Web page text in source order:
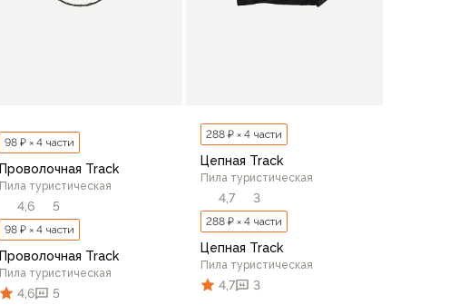
98 ₽ × 4 части
Проволочная Track
Пила туристическая
4,6 5
98 ₽ × 4 части
Проволочная Track
Пила туристическая
4,6 5
288 ₽ × 4 части
Цепная Track
Пила туристическая
4,7 3
288 ₽ × 4 части
Цепная Track
Пила туристическая
4,7 3